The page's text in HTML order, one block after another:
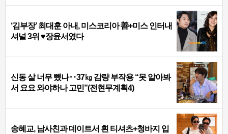
‘김부장’ 최대훈 아내, 미스코리아 善+미스 인터내
셔널 3위 ♥장윤서였다
신동 살 너무 뺐나‥37㎏ 감량 부작용 “못 알아봐
서 요요 와야하나 고민”(전현무계획4)
송혜교, 남사친과 데이트서 흰 티셔츠+청바지 입